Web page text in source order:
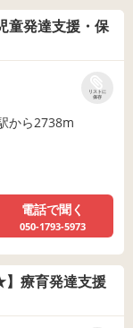
童発達支援・保
リストに
保存
から2738m
電話で聞く
050-1793-5973
】療育発達支援